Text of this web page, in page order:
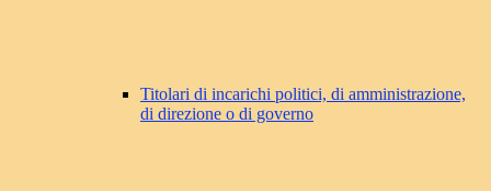
Titolari di incarichi politici, di amministrazione,
di direzione o di governo